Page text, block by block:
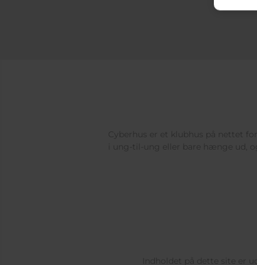
Cyberhus er et klubhus på nettet
i ung-til-ung eller bare hænge ud,
Indholdet på dette site er